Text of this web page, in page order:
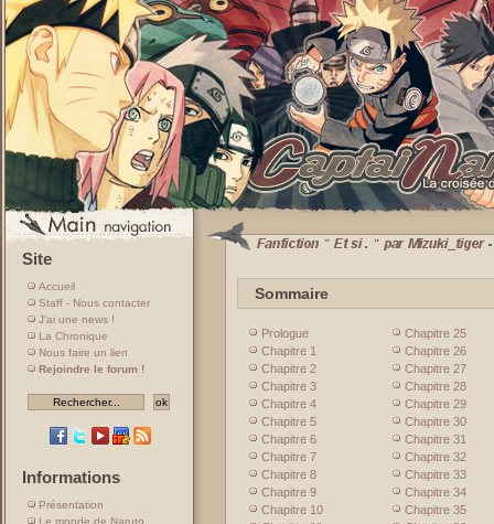
Site
Accueil
Staff - Nous contacter
J'ai une news !
La Chronique
Nous faire un lien
Rejoindre le forum !
Informations
Présentation
Le monde de Naruto
Sommaire
Prologue
Chapitre 1
Chapitre 2
Chapitre 3
Chapitre 4
Chapitre 5
Chapitre 6
Chapitre 7
Chapitre 8
Chapitre 9
Chapitre 10
Chapitre 25
Chapitre 26
Chapitre 27
Chapitre 28
Chapitre 29
Chapitre 30
Chapitre 31
Chapitre 32
Chapitre 33
Chapitre 34
Chapitre 35